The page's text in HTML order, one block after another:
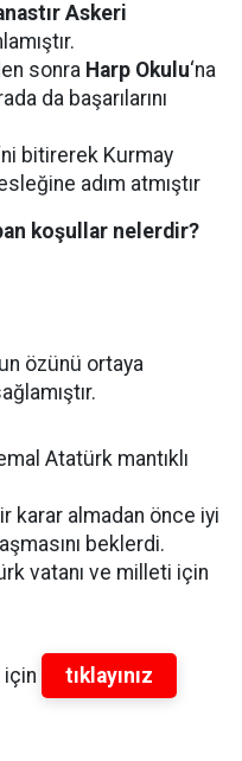
Askeri
sonra Harp Okulu‘na
da başarılarını
bitirerek Kurmay
adım atmıştır
koşullar nelerdir?
özünü ortaya
Atatürk mantıklı
karar almadan önce iyi
beklerdi.
vatanı ve milleti için
için tıklayınız